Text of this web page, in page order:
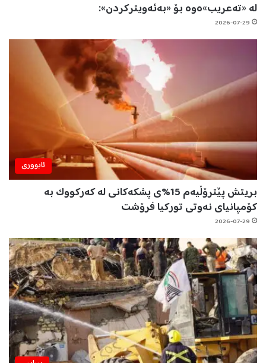
لە «تەعریب»ەوە بۆ «بەئەویترکردن»:
2026-07-29
ئابووری
بریتش پێترۆڵیەم 15%ی پشکەکانی لە کەرکووک بە
کۆمپانیای نەوتی تورکیا فرۆشت
2026-07-29